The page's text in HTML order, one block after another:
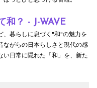
和？ - J-WAVE
、暮らしに息づく"和"の魅力を
ながらの日本らしさと現代の感
い日常に隠れた「和」を、新た